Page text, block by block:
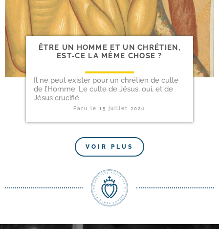
ÊTRE UN HOMME ET UN CHRÉ­TIEN,
EST-​CE LA MÊME CHOSE ?
Il ne peut exis­ter pour un chré­tien de culte
de l’Homme. Le culte de Jésus, oui, et de
Jésus crucifié.
Paru le15 juillet 2026
VOIR PLUS